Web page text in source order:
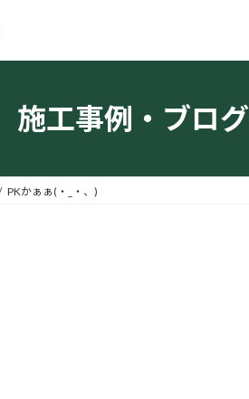
施工事例・ブログ
PKかぁぁ(・_・、)